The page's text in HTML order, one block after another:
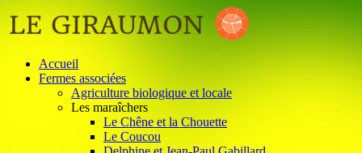
Accueil
Fermes associées
Agriculture biologique et locale
Les maraîchers
Le Chêne et la Chouette
Le Coucou